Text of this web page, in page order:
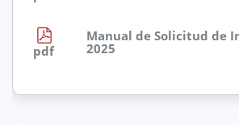
pdf
Manual de Solicitud de
2025